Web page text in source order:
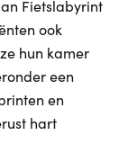
Fietslabyrint
ook
hun kamer
een
en
hart